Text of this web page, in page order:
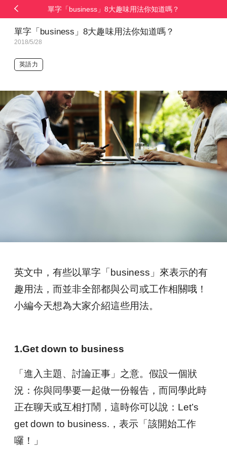
單字「business」8大趣味用法你知道嗎？
單字「business」8大趣味用法你知道嗎？
2018/5/28
英語力
英文中，有些以單字「business」來表示的有
趣用法，而並非全部都與公司或工作相關哦！
小編今天想為大家介紹這些用法。
1.Get down to business
「進入主題、討論正事」之意。假設一個狀
況：你與同學要一起做一份報告 ，而同學此時
正在聊天或互相打鬧，這時你可以說：Let’s
get down to business.，表示「該開始工作
囉！」